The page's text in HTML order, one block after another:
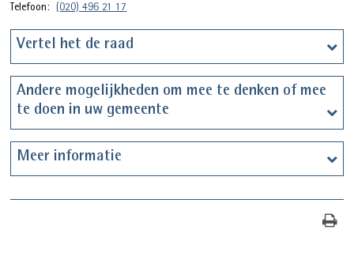
Telefoon:(020) 496 21 17
Vertel het de raad
Andere mogelijkheden om mee te denken of mee
te doen in uw gemeente
Meer informatie